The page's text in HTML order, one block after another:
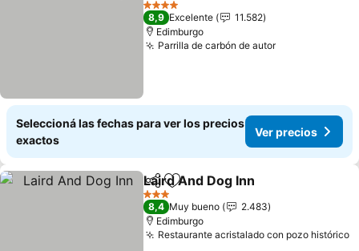
4 Estrellas
8,9 Excelente
11.582
Edimburgo
Parrilla de carbón de autorVer precios
Seleccioná las fechas para ver los precios
exactos
Ver precios
CompartirAñadir a favoritos
Laird And Dog Inn
3 Estrellas
8,4 Muy bueno
2.483
Edimburgo
Restaurante acristalado con pozo histórico